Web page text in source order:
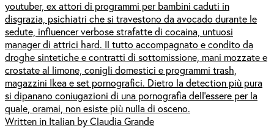
youtuber, ex attori di programmi per bambini caduti in
disgrazia, psichiatri che si travestono da avocado durante le
sedute, influencer verbose strafatte di cocaina, untuosi
manager di attrici hard. Il tutto accompagnato e condito da
droghe sintetiche e contratti di sottomissione, mani mozzate e
crostate al limone, conigli domestici e programmi trash,
magazzini Ikea e set pornografici. Dietro la detection più pura
si dipanano coniugazioni di una pornografia dell’essere per la
quale, oramai, non esiste più nulla di osceno.
Written in Italian by Claudia Grande